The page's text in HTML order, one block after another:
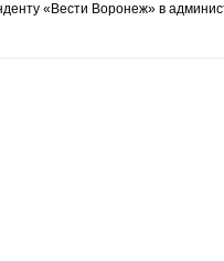
«Вести Воронеж» в